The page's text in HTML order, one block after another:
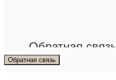
Обратная связь
Обратная связь